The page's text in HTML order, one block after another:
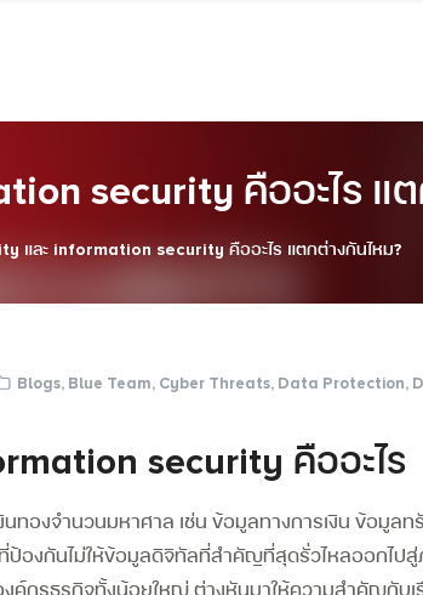
security คืออะไร แ
และ information security คืออะไร แตกต่างกันไหม?
Blogs, Blue Team, Cyber Threats, Data Protection,
security คืออะไร
นทองจำนวนมหาศาล เช่น ข้อมูลทางการเงิน ข้อมูล
องกันไม่ให้ข้อมูลดิจิทัลที่สำคัญที่สุดรั่วไหลออกไป
งค์กรธุรกิจทั้งน้อยใหญ่ ต่างหันมาให้ความสำคัญกับเ